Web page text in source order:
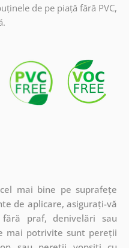
de pe piață fără PVC,
mai bine pe suprafețe
de aplicare, asigurați-vă
praf, denivelări sau
mai potrivite sunt pereții